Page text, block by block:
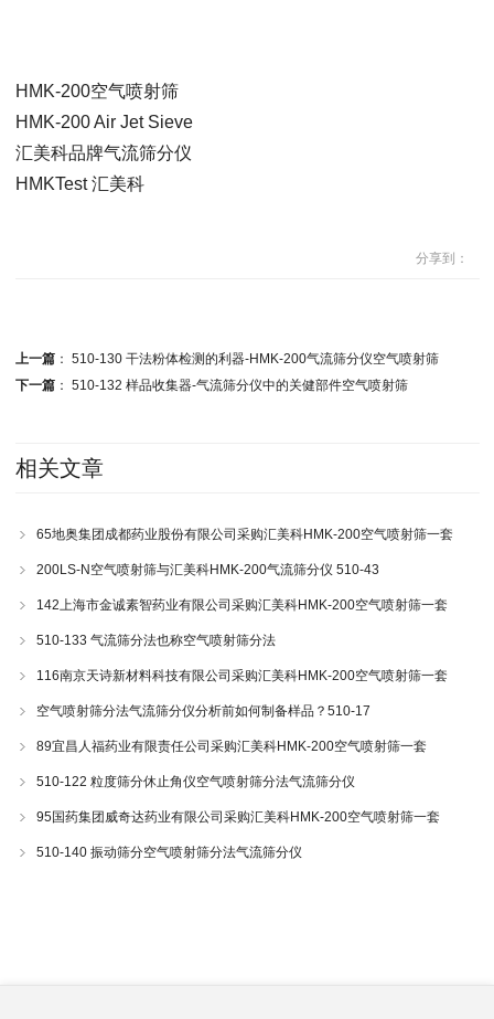
HMK-200空气喷射筛
HMK-200 Air Jet Sieve
汇美科品牌气流筛分仪
HMKTest 汇美科
分享到：
上一篇： 510-130 干法粉体检测的利器-HMK-200气流筛分仪空气喷射筛
下一篇： 510-132 样品收集器-气流筛分仪中的关健部件空气喷射筛
相关文章
65地奥集团成都药业股份有限公司采购汇美科HMK-200空气喷射筛一套
200LS-N空气喷射筛与汇美科HMK-200气流筛分仪 510-43
142上海市金诚素智药业有限公司采购汇美科HMK-200空气喷射筛一套
510-133 气流筛分法也称空气喷射筛分法
116南京天诗新材料科技有限公司采购汇美科HMK-200空气喷射筛一套
空气喷射筛分法气流筛分仪分析前如何制备样品？510-17
89宜昌人福药业有限责任公司采购汇美科HMK-200空气喷射筛一套
510-122 粒度筛分休止角仪空气喷射筛分法气流筛分仪
95国药集团威奇达药业有限公司采购汇美科HMK-200空气喷射筛一套
510-140 振动筛分空气喷射筛分法气流筛分仪